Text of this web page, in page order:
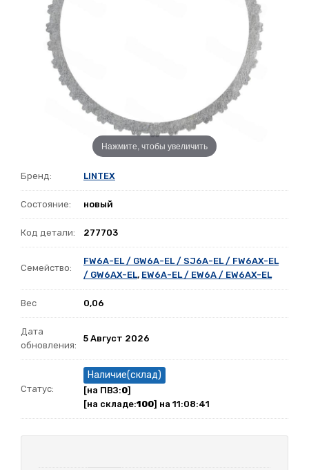
Нажмите, чтобы увеличить
Бренд: LINTEX
Состояние: новый
Код детали: 277703
Семейство:
FW6A-EL / GW6A-EL / SJ6A-EL / FW6AX-EL
/ GW6AX-EL, EW6A-EL / EW6A / EW6AX-EL
Вес 0,06
Дата
обновления:
5 Август 2026
Статус:
Наличие(склад)
[на ПВЗ:0]
[на складе:100] на 11:08:41